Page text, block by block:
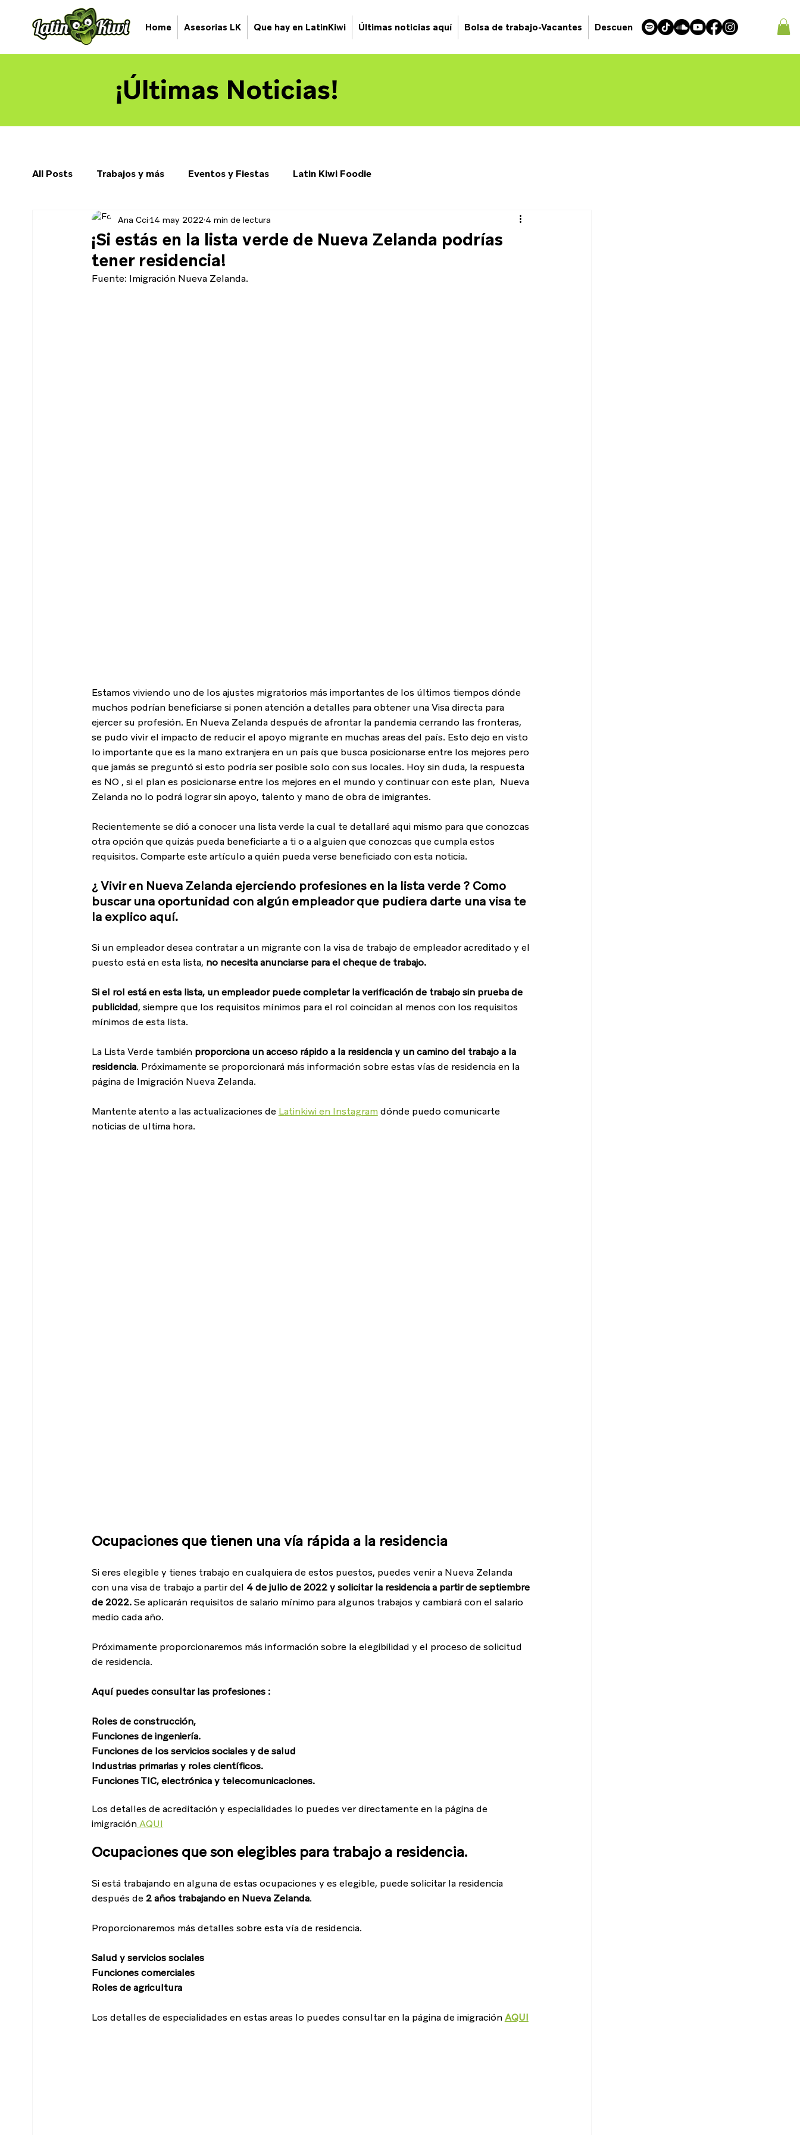
Home Asesorias LK Que hay en LatinKiwi Últimas noticias aquí Bolsa de trabajo-Vacantes Descuentos Latinkiwis! Latin American
¡Últimas Noticias!
All Posts Trabajos y más Eventos y Fiestas Latin Kiwi Foodie
¡Si estás en la lista verde de Nueva Zelanda podrías
tener residencia!
Ana Cci 14 may 2022 4 min de lectura
Fuente: Imigración Nueva Zelanda.
Estamos viviendo uno de los ajustes migratorios más importantes de los últimos tiempos dónde
muchos podrían beneficiarse si ponen atención a detalles para obtener una Visa directa para
ejercer su profesión. En Nueva Zelanda después de afrontar la pandemia cerrando las fronteras,
se pudo vivir el impacto de reducir el apoyo migrante en muchas areas del país. Esto dejo en visto
lo importante que es la mano extranjera en un país que busca posicionarse entre los mejores pero
que jamás se preguntó si esto podría ser posible solo con sus locales. Hoy sin duda, la respuesta
es NO , si el plan es posicionarse entre los mejores en el mundo y continuar con este plan,  Nueva
Zelanda no lo podrá lograr sin apoyo, talento y mano de obra de imigrantes.
Recientemente se dió a conocer una lista verde la cual te detallaré aqui mismo para que conozcas
otra opción que quizás pueda beneficiarte a ti o a alguien que conozcas que cumpla estos
requisitos. Comparte este artículo a quién pueda verse beneficiado con esta noticia.
¿ Vivir en Nueva Zelanda ejerciendo profesiones en la lista verde ? Como
buscar una oportunidad con algún empleador que pudiera darte una visa te
la explico aquí.
Si un empleador desea contratar a un migrante con la visa de trabajo de empleador acreditado y el
puesto está en esta lista, no necesita anunciarse para el cheque de trabajo.
Si el rol está en esta lista, un empleador puede completar la verificación de trabajo sin prueba de
publicidad, siempre que los requisitos mínimos para el rol coincidan al menos con los requisitos
mínimos de esta lista.
La Lista Verde también proporciona un acceso rápido a la residencia y un camino del trabajo a la
residencia. Próximamente se proporcionará más información sobre estas vías de residencia en la
página de Imigración Nueva Zelanda.
Mantente atento a las actualizaciones de Latinkiwi en Instagram dónde puedo comunicarte
noticias de ultima hora.
Ocupaciones que tienen una vía rápida a la residencia
Si eres elegible y tienes trabajo en cualquiera de estos puestos, puedes venir a Nueva Zelanda
con una visa de trabajo a partir del 4 de julio de 2022 y solicitar la residencia a partir de septiembre
de 2022. Se aplicarán requisitos de salario mínimo para algunos trabajos y cambiará con el salario
medio cada año.
Próximamente proporcionaremos más información sobre la elegibilidad y el proceso de solicitud
de residencia.
Aquí puedes consultar las profesiones :
Roles de construcción,
Funciones de ingeniería.
Funciones de los servicios sociales y de salud
Industrias primarias y roles científicos.
Funciones TIC, electrónica y telecomunicaciones.
Los detalles de acreditación y especialidades lo puedes ver directamente en la página de
imigración AQUI
Ocupaciones que son elegibles para trabajo a residencia.
Si está trabajando en alguna de estas ocupaciones y es elegible, puede solicitar la residencia
después de 2 años trabajando en Nueva Zelanda.
Proporcionaremos más detalles sobre esta vía de residencia.
Salud y servicios sociales
Funciones comerciales
Roles de agricultura
Los detalles de especialidades en estas areas lo puedes consultar en la página de imigración AQUI